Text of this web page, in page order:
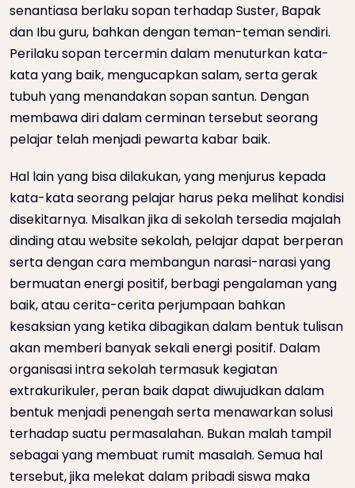
senantiasa berlaku sopan terhadap Suster, Bapak
dan Ibu guru, bahkan dengan teman-teman sendiri.
Perilaku sopan tercermin dalam menuturkan kata-
kata yang baik, mengucapkan salam, serta gerak
tubuh yang menandakan sopan santun. Dengan
membawa diri dalam cerminan tersebut seorang
pelajar telah menjadi pewarta kabar baik.
Hal lain yang bisa dilakukan, yang menjurus kepada
kata-kata seorang pelajar harus peka melihat kondisi
disekitarnya. Misalkan jika di sekolah tersedia majalah
dinding atau website sekolah, pelajar dapat berperan
serta dengan cara membangun narasi-narasi yang
bermuatan energi positif, berbagi pengalaman yang
baik, atau cerita-cerita perjumpaan bahkan
kesaksian yang ketika dibagikan dalam bentuk tulisan
akan memberi banyak sekali energi positif. Dalam
organisasi intra sekolah termasuk kegiatan
extrakurikuler, peran baik dapat diwujudkan dalam
bentuk menjadi penengah serta menawarkan solusi
terhadap suatu permasalahan. Bukan malah tampil
sebagai yang membuat rumit masalah. Semua hal
tersebut, jika melekat dalam pribadi siswa maka